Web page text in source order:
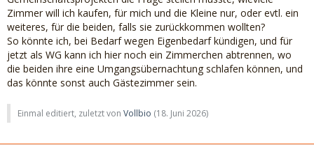
Zimmer will ich kaufen, für mich und die Kleine nur, oder evtl. ein
weiteres, für die beiden, falls sie zurückkommen wollten?
So könnte ich, bei Bedarf wegen Eigenbedarf kündigen, und für
jetzt als WG kann ich hier noch ein Zimmerchen abtrennen, wo
die beiden ihre eine Umgangsübernachtung schlafen können, und
das könnte sonst auch Gästezimmer sein.
Einmal editiert, zuletzt von Vollbio (18. Juni 2026)